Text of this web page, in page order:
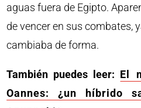
aguas fuera de Egipto.
de vencer en sus combates,
cambiaba de forma.
También puedes leer: El
Oannes: ¿un híbrido